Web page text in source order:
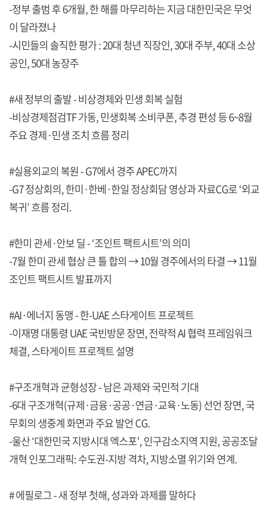
-정부 출범 후 6개월, 한 해를 마무리하는 지금 대한민국은 무엇
이 달라졌나
-시민들의 솔직한 평가 : 20대 청년 직장인, 30대 주부, 40대 소상
공인, 50대 농장주
#새 정부의 출발 - 비상경제와 민생 회복 실험
-비상경제점검TF 가동, 민생회복 소비쿠폰, 추경 편성 등 6~8월
주요 경제·민생 조치 흐름 정리
#실용외교의 복원 - G7에서 경주 APEC까지
-G7 정상회의, 한미·한베·한일 정상회담 영상과 자료CG로 ‘외교
복귀’ 흐름 정리.
#한미 관세·안보 딜 - ‘조인트 팩트시트’의 의미
-7월 한미 관세 협상 큰 틀 합의 → 10월 경주에서의 타결 → 11월
조인트 팩트시트 발표까지
#AI·에너지 동맹 - 한-UAE 스타게이트 프로젝트
-이재명 대통령 UAE 국빈방문 장면, 전략적 AI 협력 프레임워크
체결, 스타게이트 프로젝트 설명
#구조개혁과 균형성장 - 남은 과제와 국민적 기대
-6대 구조개혁(규제·금융·공공·연금·교육·노동) 선언 장면, 국
무회의 생중계 화면과 주요 발언 CG.
-울산 ‘대한민국 지방시대 엑스포’, 인구감소지역 지원, 공공조달
개혁 인포그래픽: 수도권-지방 격차, 지방소멸 위기와 연계.
# 에필로그 - 새 정부 첫해, 성과와 과제를 말하다